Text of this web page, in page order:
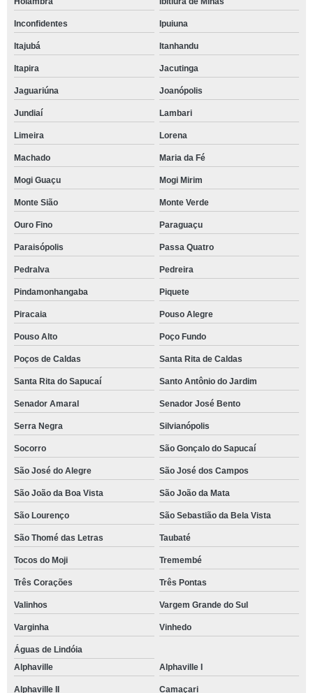
Inconfidentes Ipuiuna
Itajubá Itanhandu
Itapira Jacutinga
Jaguariúna Joanópolis
Jundiaí Lambari
Limeira Lorena
Machado Maria da Fé
Mogi Guaçu Mogi Mirim
Monte Sião Monte Verde
Ouro Fino Paraguaçu
Paraisópolis Passa Quatro
Pedralva Pedreira
Pindamonhangaba Piquete
Piracaia Pouso Alegre
Pouso Alto Poço Fundo
Poços de Caldas Santa Rita de Caldas
Santa Rita do Sapucaí Santo Antônio do Jardim
Senador Amaral Senador José Bento
Serra Negra Silvianópolis
Socorro São Gonçalo do Sapucaí
São José do Alegre São José dos Campos
São João da Boa Vista São João da Mata
São Lourenço São Sebastião da Bela Vista
São Thomé das Letras Taubaté
Tocos do Moji Tremembé
Três Corações Três Pontas
Valinhos Vargem Grande do Sul
Varginha Vinhedo
Águas de Lindóia
Alphaville
Alphaville I
Alphaville II Camaçari